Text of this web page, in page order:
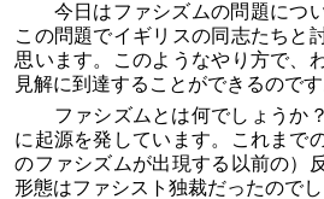
今日はファシズムの問題につ
この問題でイギリスの同志たちと
思います。このようなやり方で、
見解に到達することができるのです
ファシズムとは何でしょうか
に起源を発しています。これまで
のファシズムが出現する以前の）
形態はファシスト独裁だったのでし